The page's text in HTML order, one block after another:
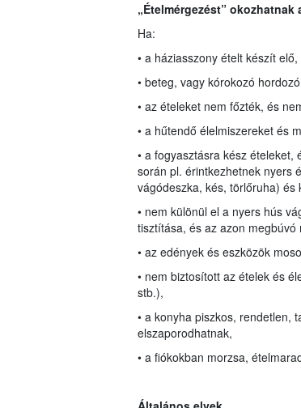
„Ételmérgezést”
Ha:
• a háziasszony ételt készít
• beteg, vagy kórokozó
• az ételeket nem főzték, és
• a hűtendő élelmiszereket és
• a fogyasztásra kész ételeket,
során pl. érintkezhetnek nyers
vágódeszka, kés, törlőruha) és
• nem különül el a nyers hús
tisztítása, és az azon
• az edények és eszközök
• nem biztosított az ételek és
stb.),
• a konyha piszkos, rendetlen,
elszaporodhatnak,
• a fiókokban morzsa,